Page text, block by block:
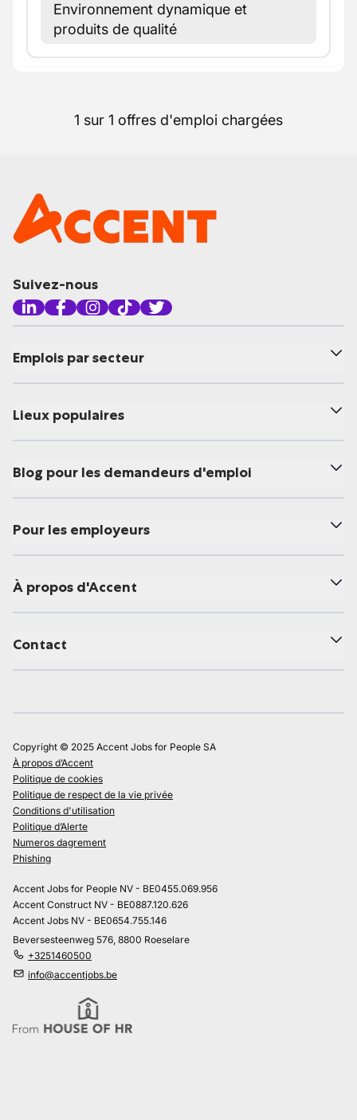
Environnement dynamique et
produits de qualité
1 sur 1 offres d'emploi chargées
Suivez-nous
Emplois par secteur
Lieux populaires
Blog pour les demandeurs d'emploi
Pour les employeurs
À propos d'Accent
Contact
Copyright © 2025 Accent Jobs for People SA
À propos d’Accent
Politique de cookies
Politique de respect de la vie privée
Conditions d'utilisation
Politique d’Alerte
Numeros dagrement
Phishing
Accent Jobs for People NV - BE0455.069.956
Accent Construct NV - BE0887.120.626
Accent Jobs NV - BE0654.755.146
Beversesteenweg 576, 8800 Roeselare
+3251460500
info@accentjobs.be